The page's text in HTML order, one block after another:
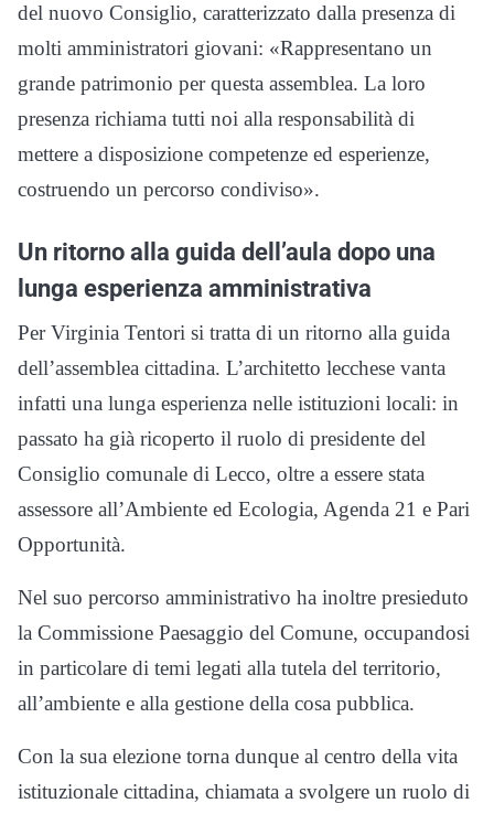
del nuovo Consiglio, caratterizzato dalla presenza di
molti amministratori giovani: «Rappresentano un
grande patrimonio per questa assemblea. La loro
presenza richiama tutti noi alla responsabilità di
mettere a disposizione competenze ed esperienze,
costruendo un percorso condiviso».
Un ritorno alla guida dell’aula dopo una
lunga esperienza amministrativa
Per Virginia Tentori si tratta di un ritorno alla guida
dell’assemblea cittadina. L’architetto lecchese vanta
infatti una lunga esperienza nelle istituzioni locali: in
passato ha già ricoperto il ruolo di presidente del
Consiglio comunale di Lecco, oltre a essere stata
assessore all’Ambiente ed Ecologia, Agenda 21 e Pari
Opportunità.
Nel suo percorso amministrativo ha inoltre presieduto
la Commissione Paesaggio del Comune, occupandosi
in particolare di temi legati alla tutela del territorio,
all’ambiente e alla gestione della cosa pubblica.
Con la sua elezione torna dunque al centro della vita
istituzionale cittadina, chiamata a svolgere un ruolo di